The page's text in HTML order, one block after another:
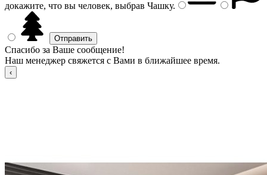
докажите, что вы человек, выбрав Чашку.
Спасибо за Ваше сообщение!
Наш менеджер свяжется с Вами в ближайшее время.